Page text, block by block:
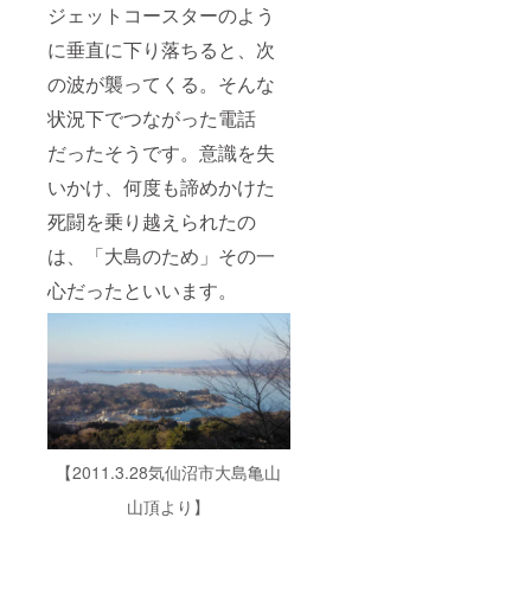
ジェットコースターのよう
に垂直に下り落ちると、次
の波が襲ってくる。そんな
状況下でつながった電話
だったそうです。意識を失
いかけ、何度も諦めかけた
死闘を乗り越えられたの
は、「大島のため」その一
心だったといいます。
【2011.3.28気仙沼市大島亀山
山頂より】